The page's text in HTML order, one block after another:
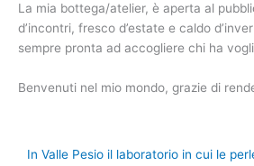
La mia bottega/atelier, è aperta al
d’incontri, fresco d’estate e caldo
sempre pronta ad accogliere chi ha
Benvenuti nel mio mondo, grazie di
In Valle Pesio il laboratorio in cui le